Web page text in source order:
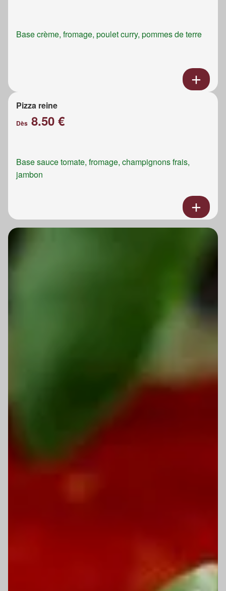
Base crème, fromage, poulet curry, pommes de terre
Pizza reine
Dès 8.50 €
Base sauce tomate, fromage, champignons frais,
jambon